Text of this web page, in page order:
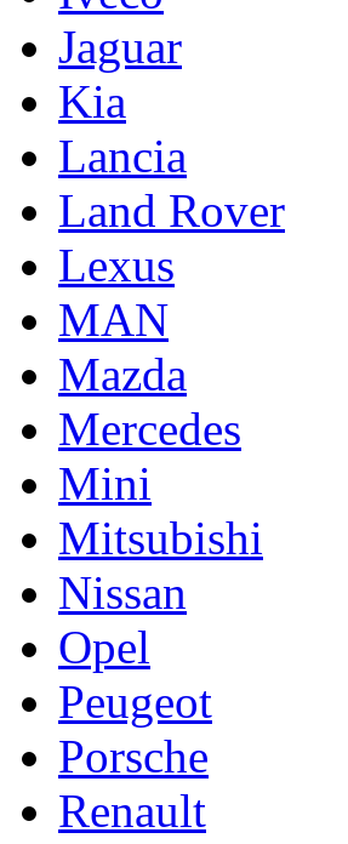
Jaguar
Kia
Lancia
Land Rover
Lexus
MAN
Mazda
Mercedes
Mini
Mitsubishi
Nissan
Opel
Peugeot
Porsche
Renault